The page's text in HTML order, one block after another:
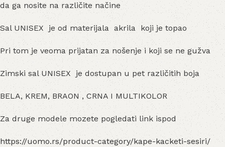
da ga nosite na različite načine
Sal UNISEX je od materijala akrila koji je topao
Pri tom je veoma prijatan za nošenje i koji se ne gužva
Zimski sal UNISEX je dostupan u pet različitih boja
BELA, KREM, BRAON , CRNA I MULTIKOLOR
Za druge modele mozete pogledati link ispod
https://uomo.rs/product-category/kape-kacketi-sesiri/